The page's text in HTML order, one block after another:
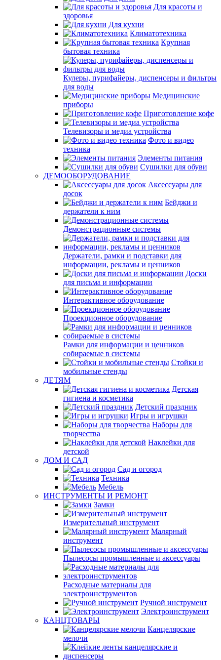
Для красоты и
здоровья
Для кухни
Климатотехника
Крупная
бытовая техника
Кулеры, пурифайеры, диспенсеры и фильтры
для воды
Медицинские
приборы
Приготовление кофе
Телевизоры и медиа устройства
Фото и видео
техника
Элементы питания
Сушилки для обуви
ДЕМООБОРУДОВАНИЕ
Аксессуары для
досок
Бейджи и
держатели к ним
Демонстрационные системы
Держатели, рамки и подставки для
информации, рекламы и ценников
Доски
для письма и информации
Интерактивное оборудование
Проекционное оборудование
Рамки для информации и ценников
собираемые в системы
Стойки и
мобильные стенды
ДЕТЯМ
Детская
гигиена и косметика
Детский праздник
Игры и игрушки
Наборы для
творчества
Наклейки для
детской
ДОМ И САД
Сад и огород
Техника
Мебель
ИНСТРУМЕНТЫ И РЕМОНТ
Замки
Измерительный инструмент
Малярный
инструмент
Пылесосы промышленные и аксессуары
Расходные материалы для
электроинструментов
Ручной инструмент
Электроинструмент
КАНЦТОВАРЫ
Канцелярские
мелочи